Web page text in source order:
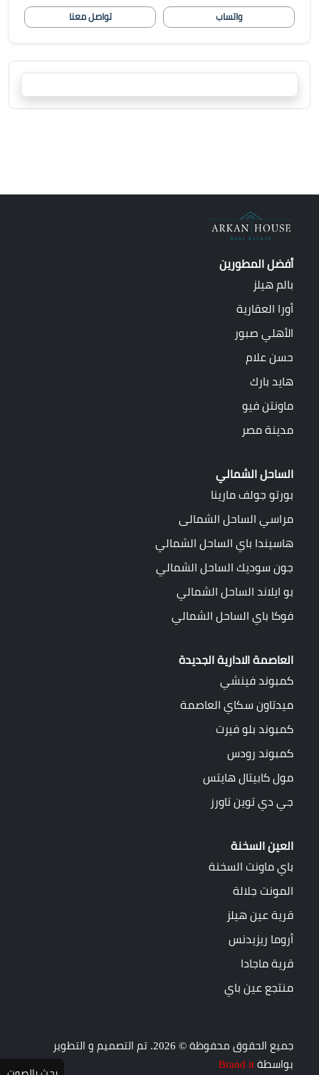
واتساب تواصل معنا
أفضل المطورين
بالم هيلز
أورا العقارية
الأهلي صبور
حسن علام
هايد بارك
ماونتن فيو
مدينة مصر
الساحل الشمالي
بورتو جولف مارينا
مراسي الساحل الشمالى
هاسيندا باي الساحل الشمالي
جون سوديك الساحل الشمالي
بو ايلاند الساحل الشمالي
فوكا باي الساحل الشمالي
العاصمة الادارية الجديدة
كمبوند فينشي
ميدتاون سكاي العاصمة
كمبوند بلو فيرت
كمبوند رودس
مول كابيتال هايتس
جي دي توين تاورز
العين السخنة
باي ماونت السخنة
المونت جلالة
قرية عين هيلز
أروما ريزيدنس
قرية ماجادا
منتجع عين باي
جميع الحقوق محفوظة © 2026. تم التصميم و التطوير
بواسطة Brand it
بحث بالصوت